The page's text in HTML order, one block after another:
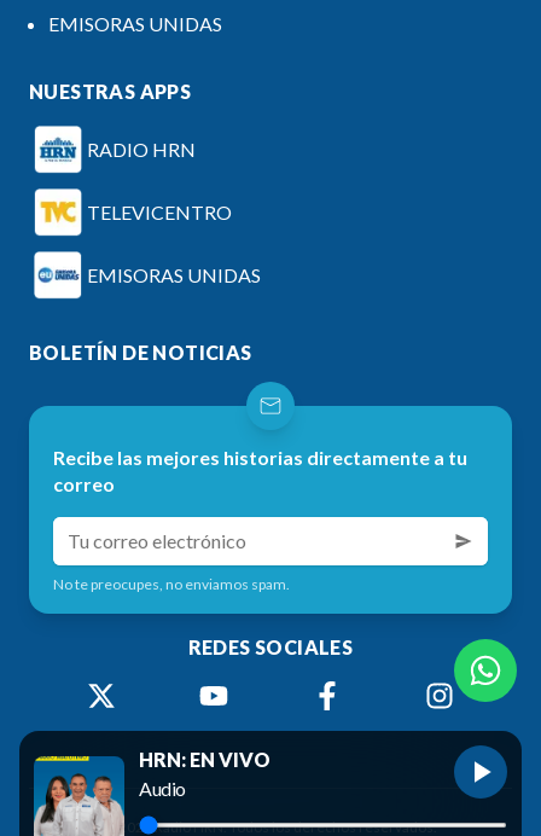
EMISORAS UNIDAS
NUESTRAS APPS
RADIO HRN
TELEVICENTRO
EMISORAS UNIDAS
BOLETÍN DE NOTICIAS
Recibe las mejores historias directamente a tu
correo
No te preocupes, no enviamos spam.
REDES SOCIALES
2026 Radio HRN. Todos los derechos reservados.
HRN: EN VIVO
Audio